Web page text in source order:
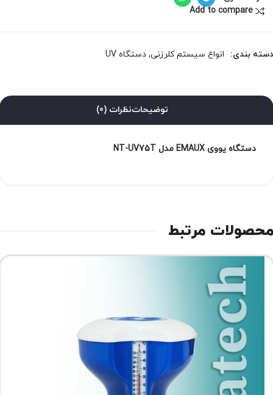
Add to compare
بندی: انواع سیستم کلرزنی, دستگاه UV
توضیحاتنظرات (0)
دستگاه یووی EMAUX مدل NT-UV75T
مرتبط